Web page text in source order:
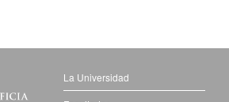
La Universidad